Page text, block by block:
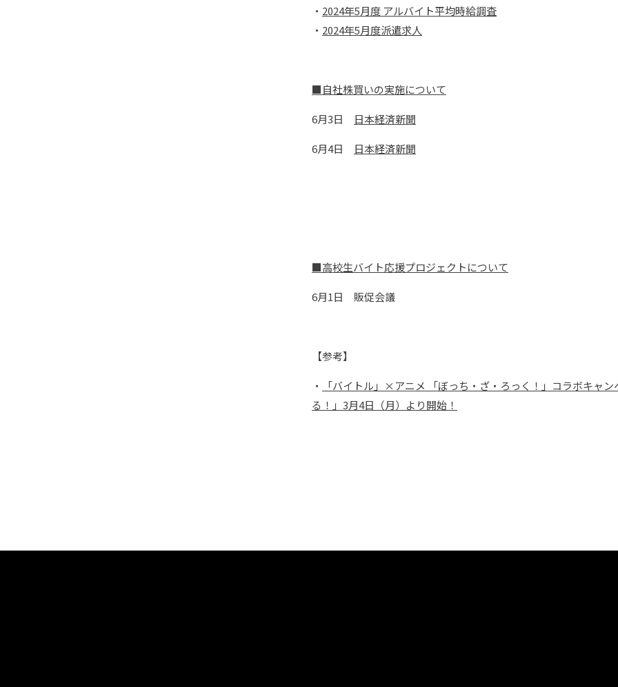
・ 2024年5月度 アルバイト平均時給調査
・ 2024年5月度派遣求人
■自社株買いの実施について
6月3日 日本経済新聞
6月4日 日本経済新聞
■高校生バイト応援プロジェクトについて
6月1日 販促会議
【参考】
・
「バイトル」×アニメ 「ぼっち・ざ・ろっく！」コラボキャ
る！」3月4日（月）より開始！